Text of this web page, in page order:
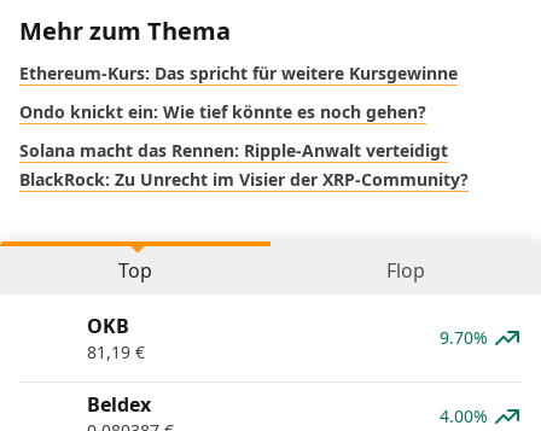
Mehr zum Thema
Ethereum-Kurs: Das spricht für weitere Kursgewinne
Ondo knickt ein: Wie tief könnte es noch gehen?
Solana macht das Rennen: Ripple-Anwalt verteidigt
BlackRock: Zu Unrecht im Visier der XRP-Community?
Top Flop
OKB
81,19 €
9.70%
Beldex 4.00%